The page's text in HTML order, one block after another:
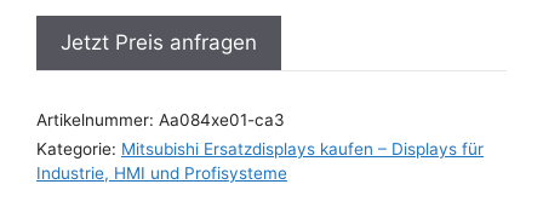
Jetzt Preis anfragen
Artikelnummer: Aa084xe01-ca3
Kategorie: Mitsubishi Ersatzdisplays kaufen – Displays für
Industrie, HMI und Profisysteme